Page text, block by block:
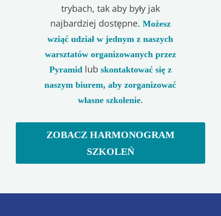
trybach, tak aby były jak
najbardziej dostępne. Możesz
wziąć udział w jednym z naszych
warsztatów organizowanych przez
Pyramidlub skontaktować się z
naszym biurem, aby zorganizować
własne szkolenie.
ZOBACZ HARMONOGRAM
SZKOLEŃ